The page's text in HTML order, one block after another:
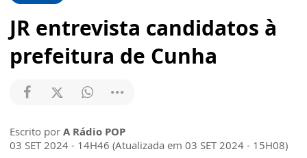
JR entrevista candidatos à
prefeitura de Cunha
Escrito por A Rádio POP
03 SET 2024 - 14H46 (Atualizada em 03 SET 2024 - 15H08)